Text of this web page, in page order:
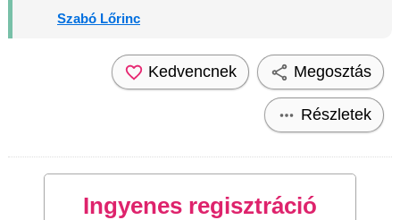
Szabó Lőrinc
Kedvencnek Megosztás
Részletek
Ingyenes regisztráció